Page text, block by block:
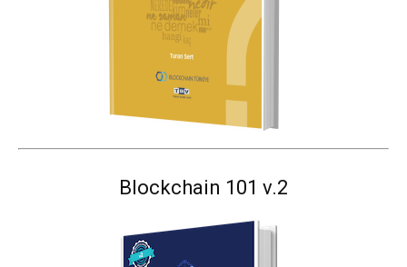
Blockchain 101 v.2